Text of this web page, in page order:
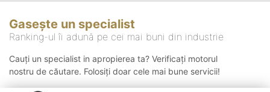
Gasește un specialist
Ranking-ul îi adună pe cei mai buni din industrie
Cauți un specialist in apropierea ta? Verificați motorul
nostru de căutare. Folosiți doar cele mai bune servicii!